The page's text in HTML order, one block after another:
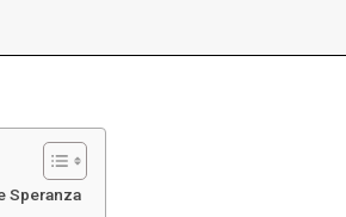
Speranza